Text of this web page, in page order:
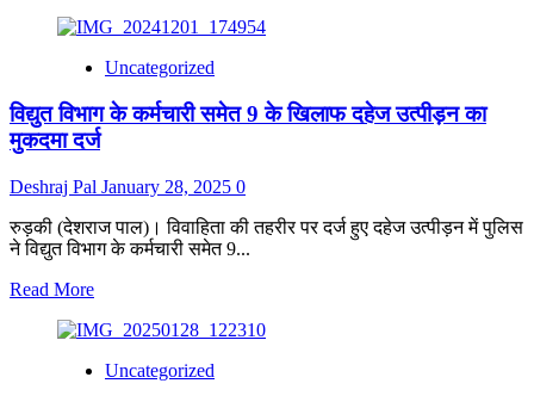
about
गुप्ता
दुर्गा
से
डर
गए
आप
27
में
काली
आ
Uncategorized
विद्युत विभाग के कर्मचारी समेत 9 के खिलाफ दहेज उत्पीड़न का
मुकदमा दर्ज
Deshraj Pal January 28, 2025 0
रुड़की (देशराज पाल)। विवाहिता की तहरीर पर दर्ज हुए दहेज उत्पीड़न में पुलिस
ने विद्युत विभाग के कर्मचारी समेत 9...
Read MoreRead
about
विभाग
Uncategorized